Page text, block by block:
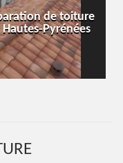
de toiture
Hautes-Pyrénées